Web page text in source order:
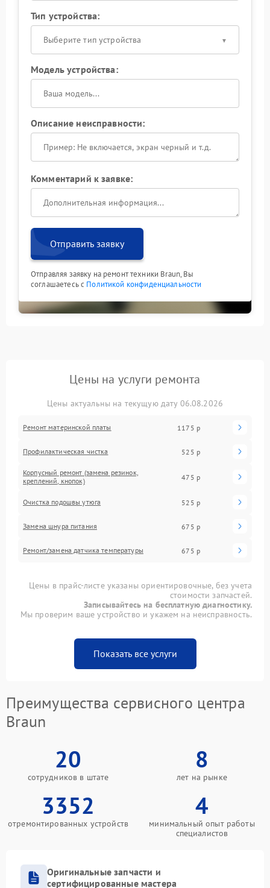
Тип устройства:
Выберите тип устройства
Модель устройства:
Описание неисправности:
Комментарий к заявке:
Отправить заявку
Отправляя заявку на ремонт техники Braun, Вы
соглашаетесь с Политикой конфиденциальности
Цены на услуги ремонта
Цены актуальны на текущую дату 06.08.2026
Ремонт материнской платы 1175 р
Профилактическая чистка 525 р
Корпусный ремонт (замена резинок,
креплений, кнопок)
475 р
Очистка подошвы утюга 525 р
Замена шнура питания 675 р
Ремонт/замена датчика температуры 675 р
Цены в прайс-листе указаны ориентировочные, без учета
стоимости запчастей.
Записывайтесь на бесплатную диагностику.
Мы проверим ваше устройство и укажем на неисправность.
Показать все услуги
Преимущества сервисного центра
Braun
20
сотрудников в штате
8
лет на рынке
3352
отремонтированных устройств
4
минимальный опыт работы
специалистов
Оригинальные запчасти и
сертифицированные мастера